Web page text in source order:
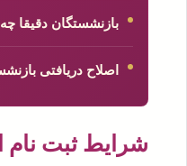
بازنشستگان دقیقا
اصلاح دریافتی
شرایط ثبت نام